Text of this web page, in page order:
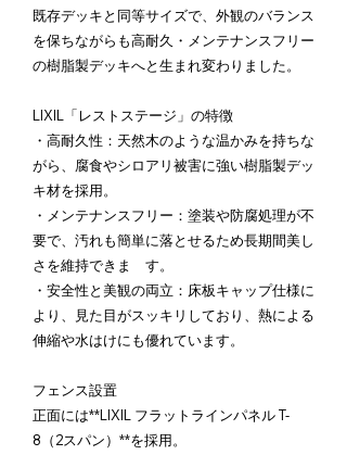
既存デッキと同等サイズで、外観のバランス
を保ちながらも高耐久・メンテナンスフリー
の樹脂製デッキへと生まれ変わりました。
LIXIL「レストステージ」の特徴
・高耐久性：天然木のような温かみを持ちな
がら、腐食やシロアリ被害に強い樹脂製デッ
キ材を採用。
・メンテナンスフリー：塗装や防腐処理が不
要で、汚れも簡単に落とせるため長期間美し
さを維持できま す。
・安全性と美観の両立：床板キャップ仕様に
より、見た目がスッキリしており、熱による
伸縮や水はけにも優れています。
フェンス設置
正面には**LIXIL フラットラインパネル T-
8（2スパン）**を採用。